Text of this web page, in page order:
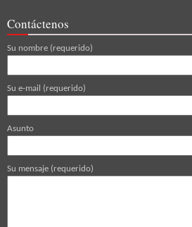
Contáctenos
Su nombre (requerido)
Su e-mail (requerido)
Asunto
Su mensaje (requerido)